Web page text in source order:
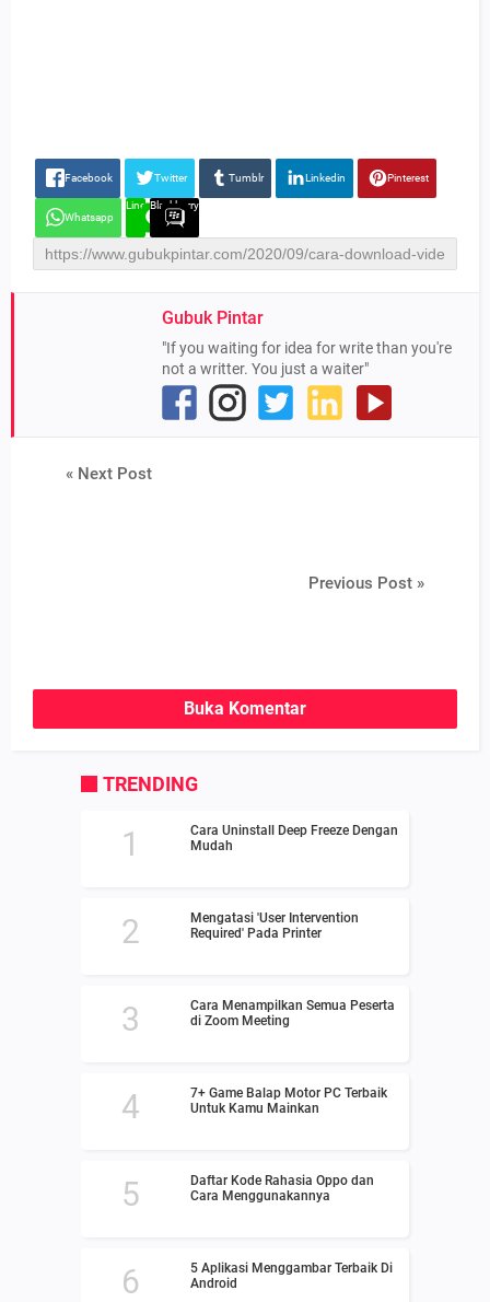
Facebook Twitter Tumblr Linkedin Pinterest
Whatsapp
Line Blackberry
Gubuk Pintar
"If you waiting for idea for write than you're
not a writter. You just a waiter"
« Next Post
Previous Post »
Buka Komentar
TRENDING
Cara Uninstall Deep Freeze Dengan
Mudah
Mengatasi 'User Intervention
Required' Pada Printer
Cara Menampilkan Semua Peserta
di Zoom Meeting
7+ Game Balap Motor PC Terbaik
Untuk Kamu Mainkan
Daftar Kode Rahasia Oppo dan
Cara Menggunakannya
5 Aplikasi Menggambar Terbaik Di
Android